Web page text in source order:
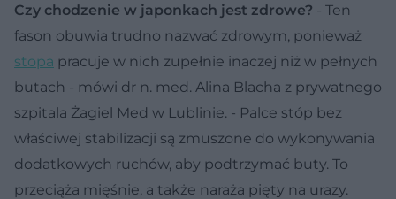
Czy chodzenie w japonkach jest zdrowe? - Ten
fason obuwia trudno nazwać zdrowym, ponieważ
stopa pracuje w nich zupełnie inaczej niż w pełnych
butach - mówi dr n. med. Alina Blacha z prywatnego
szpitala Żagiel Med w Lublinie. - Palce stóp bez
właściwej stabilizacji są zmuszone do wykonywania
dodatkowych ruchów, aby podtrzymać buty. To
przeciąża mięśnie, a także naraża pięty na urazy.